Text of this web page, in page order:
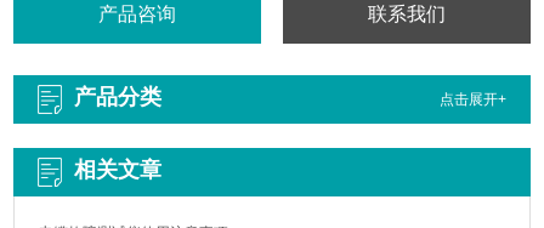
产品咨询 联系我们
产品分类 点击展开+
相关文章